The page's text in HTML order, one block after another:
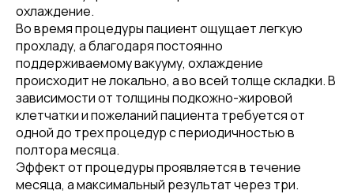
охлаждение.
Во время процедуры пациент ощущает легкую
прохладу, а благодаря постоянно
поддерживаемому вакууму, охлаждение
происходит не локально, а во всей толще складки. В
зависимости от толщины подкожно-жировой
клетчатки и пожеланий пациента требуется от
одной до трех процедур с периодичностью в
полтора месяца.
Эффект от процедуры проявляется в течение
месяца, а максимальный результат через три.